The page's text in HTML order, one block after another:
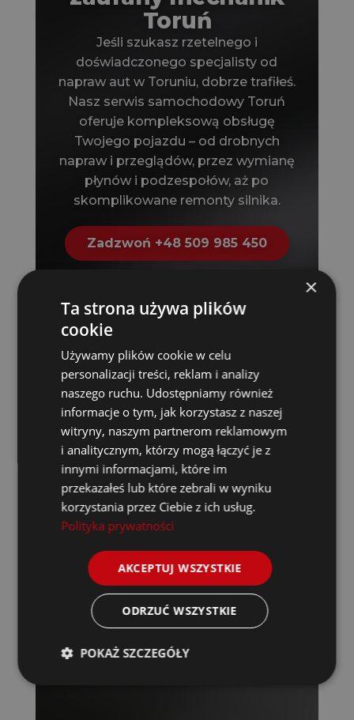
Toruń
Jeśli szukasz rzetelnego i
doświadczonego specjalisty od
napraw aut w Toruniu, dobrze trafiłeś.
Nasz serwis samochodowy Toruń
oferuje kompleksową obsługę
Twojego pojazdu – od drobnych
napraw i przeglądów, przez wymianę
płynów i podzespołów, aż po
skomplikowane remonty silnika.
Zadzwoń +48 509 985 450
×
Ta strona używa plików
cookie
Używamy plików cookie w celu
personalizacji treści, reklam i analizy
naszego ruchu. Udostępniamy również
informacje o tym, jak korzystasz z naszej
witryny, naszym partnerom reklamowym
i analitycznym, którzy mogą łączyć je z
innymi informacjami, które im
przekazałeś lub które zebrali w wyniku
korzystania przez Ciebie z ich usług.
Polityka prywatności
AKCEPTUJ WSZYSTKIE
ODRZUĆ WSZYSTKIE
POKAŻ SZCZEGÓŁY